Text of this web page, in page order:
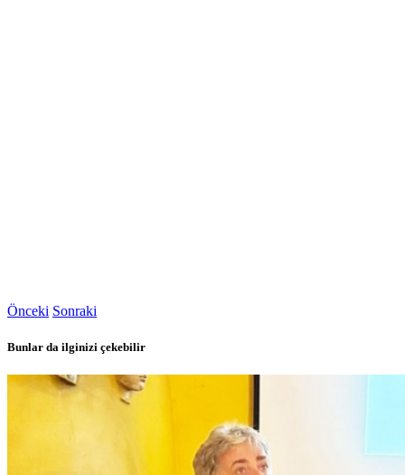
Önceki Sonraki
Bunlar da ilginizi çekebilir